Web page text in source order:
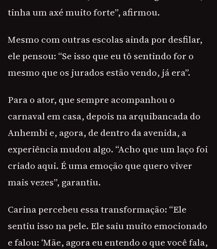
tinha um axé muito forte”, afirmou.
Mesmo com outras escolas ainda por desfilar,
ele pensou: “Se isso que eu tô sentindo for o
mesmo que os jurados estão vendo, já era”.
Para o ator, que sempre acompanhou o
carnaval em casa, depois na arquibancada do
Anhembi e, agora, de dentro da avenida, a
experiência mudou algo. “Acho que um laço foi
criado aqui. É uma emoção que quero viver
mais vezes”, garantiu.
Carina percebeu essa transformação: “Ele
sentiu isso na pele. Ele saiu muito emocionado
e falou: ‘Mãe, agora eu entendo o que você fala,